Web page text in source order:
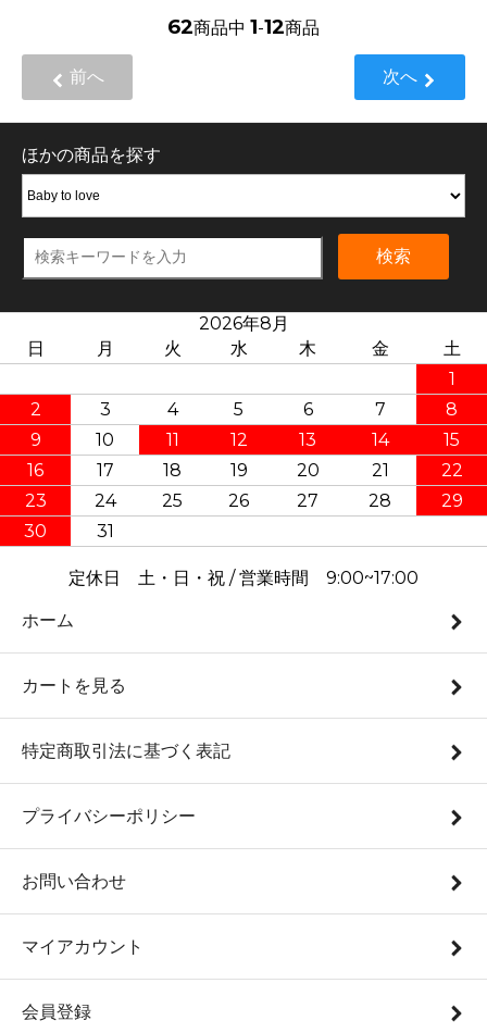
62商品中 1-12商品
前へ 次へ
ほかの商品を探す
検索
2026年8月
日
月 火 水 木 金
土
1
2
3 4 5 6 7
8
9
10 11 12 13 14
15
16
17 18 19 20 21
22
23
24 25 26 27 28
29
30
31
定休日 土・日・祝 / 営業時間 9:00~17:00
ホーム
カートを見る
特定商取引法に基づく表記
プライバシーポリシー
お問い合わせ
マイアカウント
会員登録